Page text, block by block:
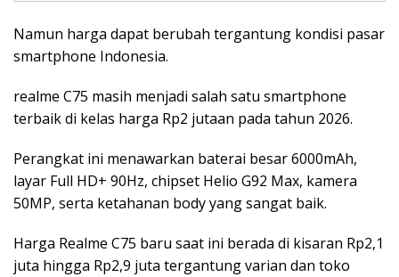
Namun harga dapat berubah tergantung kondisi pasar
smartphone Indonesia.
realme C75 masih menjadi salah satu smartphone
terbaik di kelas harga Rp2 jutaan pada tahun 2026.
Perangkat ini menawarkan baterai besar 6000mAh,
layar Full HD+ 90Hz, chipset Helio G92 Max, kamera
50MP, serta ketahanan body yang sangat baik.
Harga Realme C75 baru saat ini berada di kisaran Rp2,1
juta hingga Rp2,9 juta tergantung varian dan toko